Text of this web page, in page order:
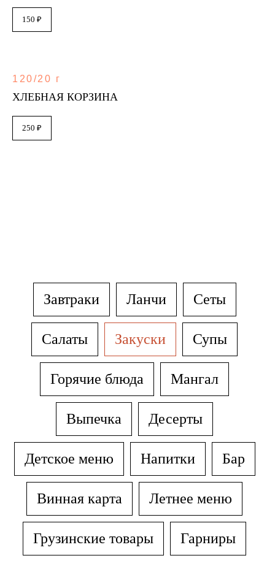
150 ₽
120/20 г
ХЛЕБНАЯ КОРЗИНА
250 ₽
Завтраки Ланчи Сеты
Салаты Закуски Супы
Горячие блюда Мангал
Выпечка Десерты
Детское меню Напитки Бар
Винная карта Летнее меню
Грузинские товары Гарниры